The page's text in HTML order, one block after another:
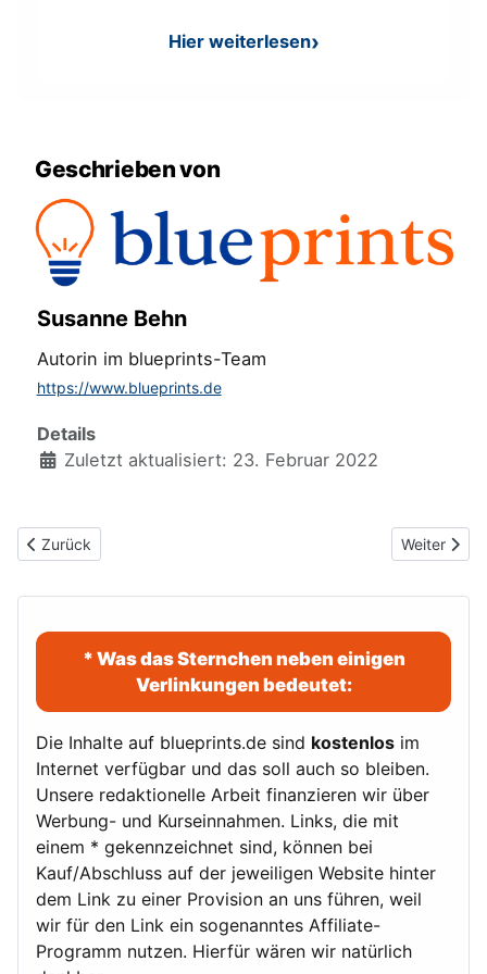
Hier weiterlesen: Aufgabe: Wie alt ist das
Geschrieben von
Susanne Behn
Autorin im blueprints-Team
https://www.blueprints.de
Details
Zuletzt aktualisiert: 23. Februar 2022
Vorheriger Beitrag: Aufgabe: Wortkaskade Sole bis Lüge
Zurück Nächster
Weiter
* Was das Sternchen neben einigen
Verlinkungen bedeutet:
Die Inhalte auf blueprints.de sind kostenlos im
Internet verfügbar und das soll auch so bleiben.
Unsere redaktionelle Arbeit finanzieren wir über
Werbung- und Kurseinnahmen. Links, die mit
einem * gekennzeichnet sind, können bei
Kauf/Abschluss auf der jeweiligen Website hinter
dem Link zu einer Provision an uns führen, weil
wir für den Link ein sogenanntes Affiliate-
Programm nutzen. Hierfür wären wir natürlich